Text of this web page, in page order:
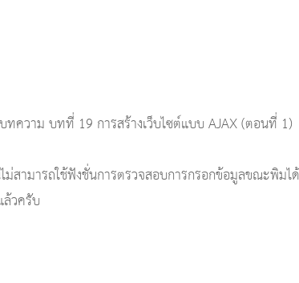
ทความ บทที่ 19 การสร้างเว็บไซต์แบบ AJAX (ตอน
ามารถใช้ฟังชั่นการตรวจสอบการกรอกข้อมูลขณะพิม
วครับ